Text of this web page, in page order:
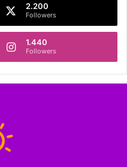
2.200
Followers
1.440
Followers